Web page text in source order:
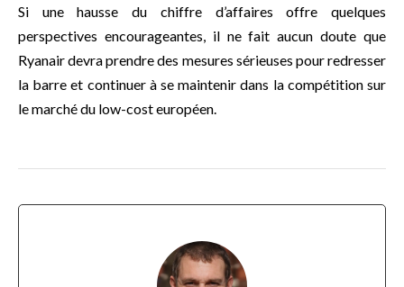
Si une hausse du chiffre d’affaires offre quelques
perspectives encourageantes, il ne fait aucun doute que
Ryanair devra prendre des mesures sérieuses pour redresser
la barre et continuer à se maintenir dans la compétition sur
le marché du low-cost européen.